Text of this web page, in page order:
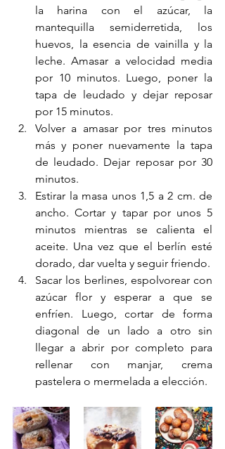
la harina con el azúcar, la
mantequilla semiderretida, los
huevos, la esencia de vainilla y la
leche. Amasar a velocidad media
por 10 minutos. Luego, poner la
tapa de leudado y dejar reposar
por 15 minutos.
Volver a amasar por tres minutos
más y poner nuevamente la tapa
de leudado. Dejar reposar por 30
minutos.
Estirar la masa unos 1,5 a 2 cm. de
ancho. Cortar y tapar por unos 5
minutos mientras se calienta el
aceite. Una vez que el berlín esté
Sacar los berlines, espolvorear con
azúcar flor y esperar a que se
enfríen. Luego, cortar de forma
diagonal de un lado a otro sin
llegar a abrir por completo para
rellenar con manjar, crema
pastelera o mermelada a elección.